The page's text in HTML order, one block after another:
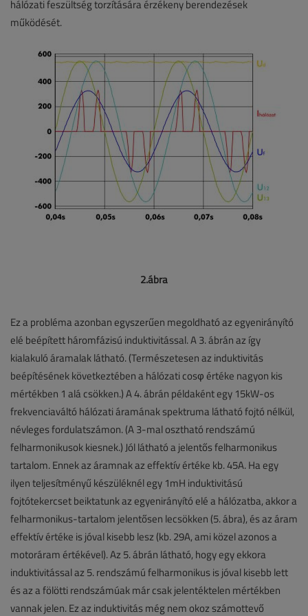
hálózati feszültség torzítására érzékeny berendezések
működését.
2.ábra
Ez a probléma azonban egyszerűen megoldható az egyenirányító
elé beépített háromfázisú induktivitással. A 3. ábrán az így
kialakuló áramalak látható. (Természetesen az induktivitás
beépítésének következtében a hálózati cosφ értéke nagyon kis
mértékben 1 alá csökken.) A 4. ábrán példaként egy 15kW-os
frekvenciaváltó hálózati áramának spektruma látható fojtó nélkül,
névleges fordulatszámon. (A 3-mal osztható rendszámú
felharmonikusok kiesnek.) Jól látható a jelentős felharmonikus
tartalom. Ennek az áramnak az effektív értéke kb. 45A. Ha egy
ilyen teljesítményű készüléknél egy 1mH induktivitású
fojtótekercset beiktatunk az egyenirányító elé a hálózatba, akkor a
felharmonikus-tartalom jelentősen lecsökken (5. ábra), és az áram
effektív értéke is jóval kisebb lesz (kb. 29A, ami közel azonos a
motoráram értékével). Az 5. ábrán látható, hogy egy ekkora
induktivitással az 5. rendszámú felharmonikus is jóval kisebb lett
és az a fölötti rendszámúak már csak jelentéktelen mértékben
vannak jelen. Ez az induktivitás még nem okoz számottevő